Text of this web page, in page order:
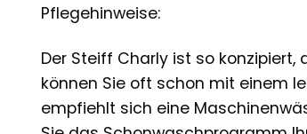
Pflegehinweise:
Der Steiff Charly ist so
können Sie oft schon mit einem
empfiehlt sich eine